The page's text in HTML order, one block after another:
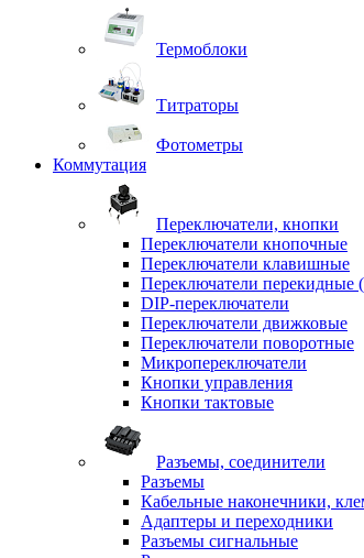
Термоблоки
Титраторы
Фотометры
Коммутация
Переключатели, кнопки
Переключатели кнопочные
Переключатели клавишные
Переключатели перекидные
DIP-переключатели
Переключатели движковые
Переключатели поворотные
Микропереключатели
Кнопки управления
Кнопки тактовые
Разъемы, соединители
Разъемы
Кабельные наконечники,
Адаптеры и переходники
Разъемы сигнальные